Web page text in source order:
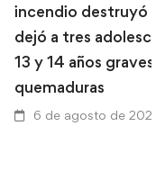
incendio destruyó
dejó a tres
13 y 14 años graves
quemaduras
6 de agosto de 2026